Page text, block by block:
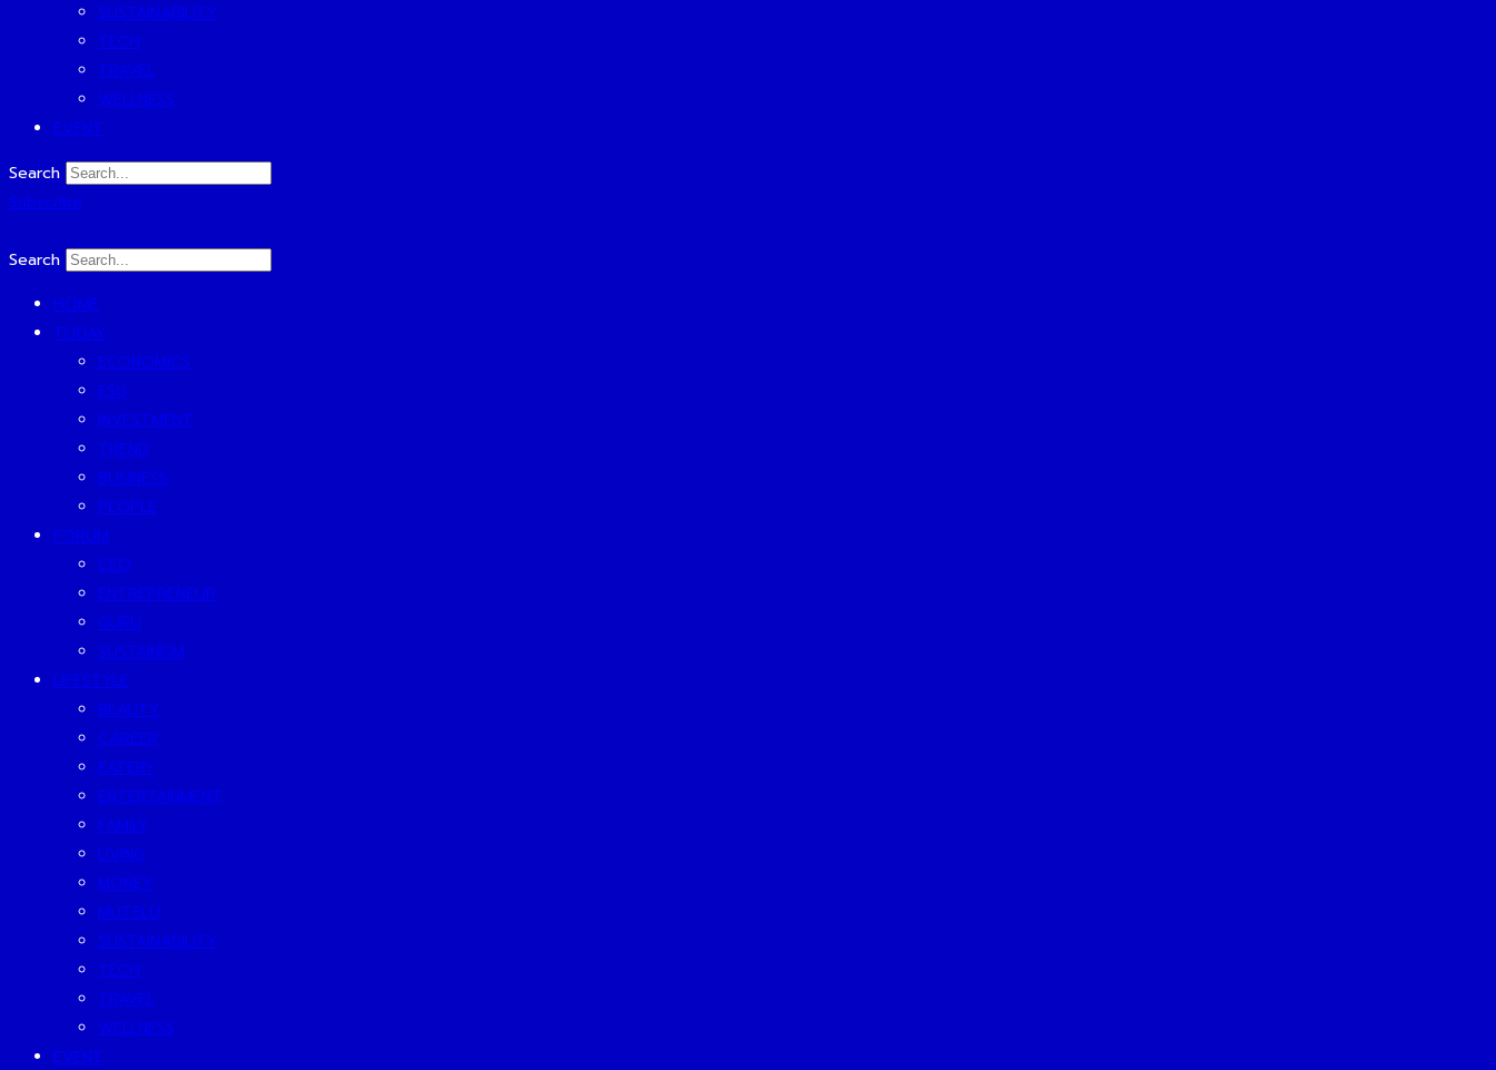
SUSTAINABILITY
TECH
TRAVEL
WELLNESS
EVENT
Search
Subscribe
Search
HOME
TODAY
ECONOMICS
ESG
INVESTMENT
TREND
BUSINESS
PEOPLE
FORUM
CEO
ENTREPRENEUR
GURU
SUSTAINISM
LIFESTYLE
BEAUTY
CAREER
EATERY
ENTERTAINMENT
FAMILY
LIVING
MONEY
MUTELU
SUSTAINABILITY
TECH
TRAVEL
WELLNESS
EVENT